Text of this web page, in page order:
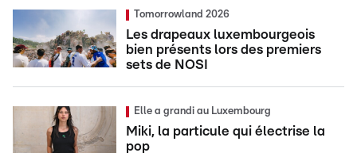
Tomorrowland 2026
Les drapeaux luxembourgeois
bien présents lors des premiers
sets de NOSI
Elle a grandi au Luxembourg
Miki, la particule qui électrise la
pop